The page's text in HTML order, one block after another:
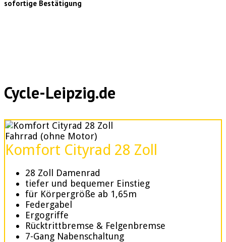
sofortige Bestätigung
Cycle-Leipzig.de
Fahrrad (ohne Motor)
Komfort Cityrad 28 Zoll
28 Zoll Damenrad
tiefer und bequemer Einstieg
für Körpergröße ab 1,65m
Federgabel
Ergogriffe
Rücktrittbremse & Felgenbremse
7-Gang Nabenschaltung